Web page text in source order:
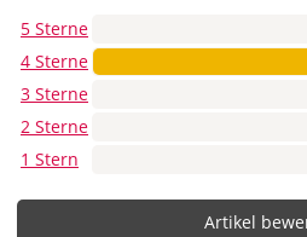
5 Sterne
4 Sterne
3 Sterne
2 Sterne
1 Stern
Artikel